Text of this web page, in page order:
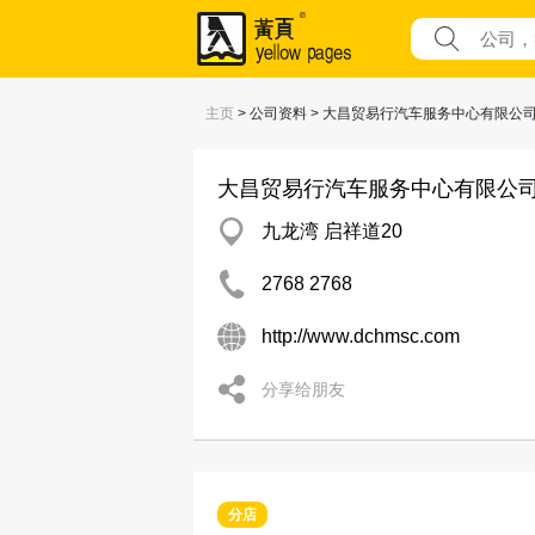
主页 > 公司资料 > 大昌贸易行汽车服务中心有限公
大昌贸易行汽车服务中心有限公
九龙湾 启祥道20
2768 2768
http://www.dchmsc.com
分享给朋友
分店